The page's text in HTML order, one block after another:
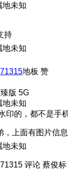
地未知
持
地未知
地板 赞
版 5G
地未知
印的，都不是手
，上面有图片信息
地未知
评论 蔡俊标